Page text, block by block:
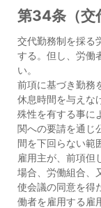
第34条（交
交代勤務制を採る
する。但し、労働
い。
前項に基づき勤務
休息時間を与えな
殊性を有する事に
関への要請を通じ
間を下回らない範
雇用主が、前項但
場合、労働組合、
使会議の同意を得
働者を雇用する雇